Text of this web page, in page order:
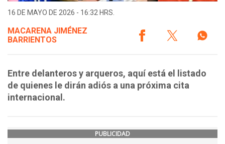
16 DE MAYO DE 2026 - 16:32 HRS.
MACARENA JIMÉNEZ
BARRIENTOS
Entre delanteros y arqueros, aquí está el listado
de quienes le dirán adiós a una próxima cita
internacional.
PUBLICIDAD